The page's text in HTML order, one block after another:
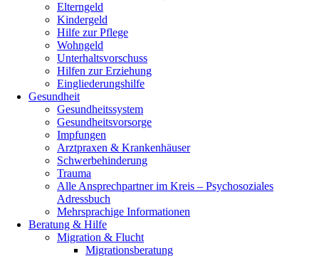
Elterngeld
Kindergeld
Hilfe zur Pflege
Wohngeld
Unterhaltsvorschuss
Hilfen zur Erziehung
Eingliederungshilfe
Gesundheit
Gesundheitssystem
Gesundheitsvorsorge
Impfungen
Arztpraxen & Krankenhäuser
Schwerbehinderung
Trauma
Alle Ansprechpartner im Kreis – Psychosoziales
Adressbuch
Mehrsprachige Informationen
Beratung & Hilfe
Migration & Flucht
Migrationsberatung